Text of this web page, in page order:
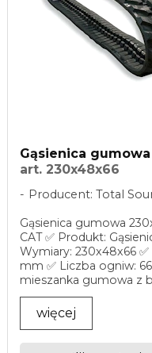
Gąsienica
art. 230x48x66
Producent: Total
Gąsienica gumowa
CAT ✅ Produkt:
Wymiary: 230x48x66
mm ✅ Liczba ogniw:
mieszanka gumowa z
✅ Numer ...
więcej